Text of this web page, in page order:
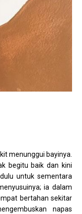
menunggui bayinya.
begitu baik dan kini
untuk sementara
ia dalam
bertahan sekitar
napas